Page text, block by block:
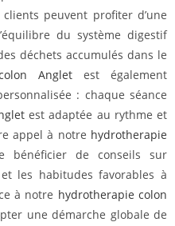
peuvent profiter d’une
du système digestif
déchets accumulés dans le
Anglet est également
: chaque séance
est adaptée au rythme et
appel à notre hydrotherapie
bénéficier de conseils sur
et les habitudes favorables à
à notre hydrotherapie colon
une démarche globale de